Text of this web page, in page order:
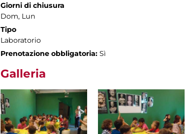
Giorni di chiusura
Dom, Lun
Tipo
Laboratorio
Prenotazione obbligatoria: Sì
Galleria